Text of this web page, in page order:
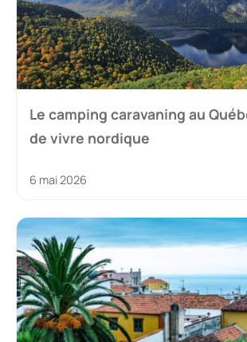
Le camping caravaning au
de vivre nordique
6 mai 2026